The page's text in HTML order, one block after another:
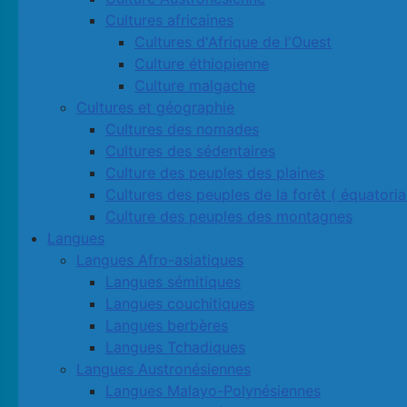
Cultures africaines
Cultures d'Afrique de l'Ouest
Culture éthiopienne
Culture malgache
Cultures et géographie
Cultures des nomades
Cultures des sédentaires
Culture des peuples des plaines
Cultures des peuples de la forêt (
Culture des peuples des montagnes
Langues
Langues Afro-asiatiques
Langues sémitiques
Langues couchitiques
Langues berbères
Langues Tchadiques
Langues Austronésiennes
Langues Malayo-Polynésiennes